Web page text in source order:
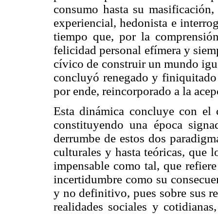
consumo hasta su
experiencial, hedonista e
tiempo que, por la
felicidad personal efímera y
cívico de construir un mundo
concluyó renegado y
por ende, reincorporado a la
Esta dinámica concluye con
constituyendo una época
derrumbe de estos dos
culturales y hasta teóricas, que
impensable como tal, que
incertidumbre como su
y no definitivo, pues sobre sus
realidades sociales y